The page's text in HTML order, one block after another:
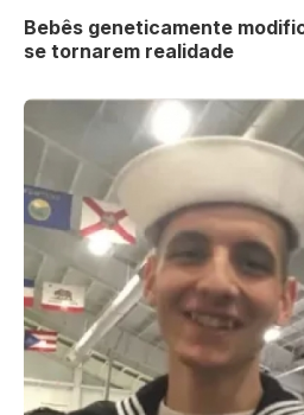
Bebês geneticamente
se tornarem realidade